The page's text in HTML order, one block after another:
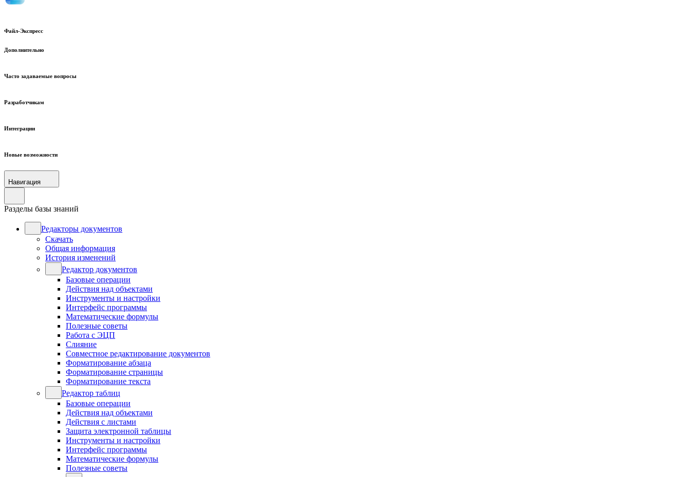
Файл-Экспресс
Дополнительно
Часто задаваемые вопросы
Разработчикам
Интеграции
Новые возможности
Навигация
Разделы базы знаний
Редакторы документов
Скачать
Общая информация
История изменений
Редактор документов
Базовые операции
Действия над объектами
Инструменты и настройки
Интерфейс программы
Математические формулы
Полезные советы
Работа с ЭЦП
Слияние
Совместное редактирование документов
Форматирование абзаца
Форматирование страницы
Форматирование текста
Редактор таблиц
Базовые операции
Действия над объектами
Действия с листами
Защита электронной таблицы
Инструменты и настройки
Интерфейс программы
Математические формулы
Полезные советы